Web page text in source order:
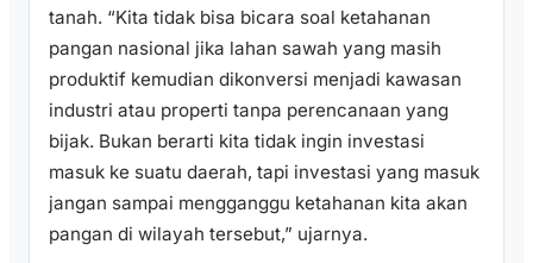
tanah. “Kita tidak bisa bicara soal ketahanan
pangan nasional jika lahan sawah yang masih
produktif kemudian dikonversi menjadi kawasan
industri atau properti tanpa perencanaan yang
bijak. Bukan berarti kita tidak ingin investasi
masuk ke suatu daerah, tapi investasi yang masuk
jangan sampai mengganggu ketahanan kita akan
pangan di wilayah tersebut,” ujarnya.